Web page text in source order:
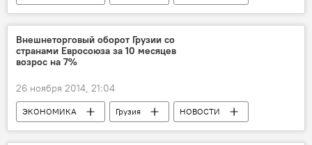
Внешнеторговый оборот Грузии со
странами Евросоюза за 10 месяцев
возрос на 7%
26 ноября 2014, 21:04
ЭКОНОМИКА Грузия НОВОСТИ